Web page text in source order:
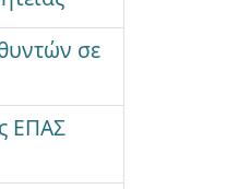
σε
ΕΠΑΣ